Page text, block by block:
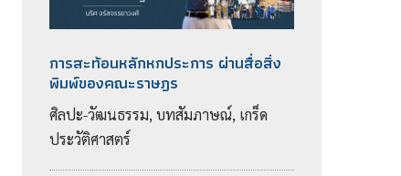
การสะท้อนหลักหกประการ ผ่านสื่อสิ่ง
พิมพ์ของคณะราษฎร
ศิลปะ-วัฒนธรรม, บทสัมภาษณ์, เกร็ด
ประวัติศาสตร์